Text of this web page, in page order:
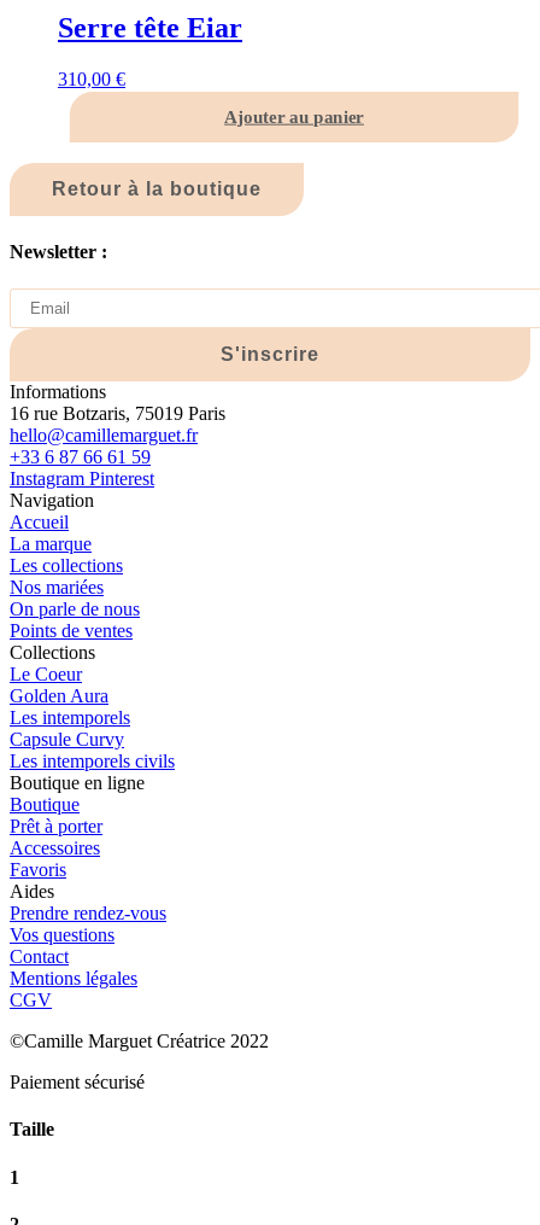
Serre tête Eiar
310,00 €
Ajouter au panier
Retour à la boutique
Newsletter :
S'inscrire
Informations
16 rue Botzaris, 75019 Paris
hello@camillemarguet.fr
+33 6 87 66 61 59
Instagram Pinterest
Navigation
Accueil
La marque
Les collections
Nos mariées
On parle de nous
Points de ventes
Collections
Le Coeur
Golden Aura
Les intemporels
Capsule Curvy
Les intemporels civils
Boutique en ligne
Boutique
Prêt à porter
Accessoires
Favoris
Aides
Prendre rendez-vous
Vos questions
Contact
Mentions légales
CGV
©Camille Marguet Créatrice 2022
Paiement sécurisé
Taille
1